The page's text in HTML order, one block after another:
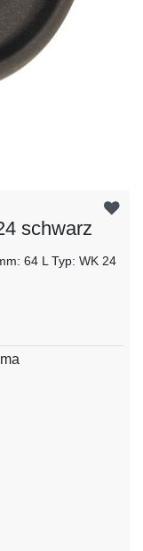
schwarz
64 L Typ: WK 24